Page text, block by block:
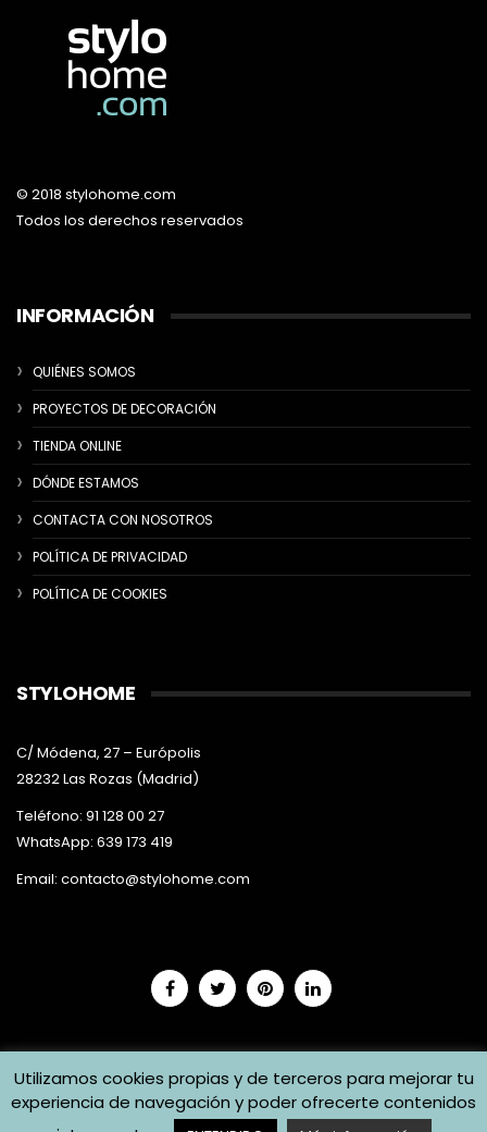
© 2018 stylohome.com
Todos los derechos reservados
INFORMACIÓN
QUIÉNES SOMOS
PROYECTOS DE DECORACIÓN
TIENDA ONLINE
DÓNDE ESTAMOS
CONTACTA CON NOSOTROS
POLÍTICA DE PRIVACIDAD
POLÍTICA DE COOKIES
STYLOHOME
C/ Módena, 27 – Európolis
28232 Las Rozas (Madrid)
Teléfono: 91 128 00 27
WhatsApp: 639 173 419
Email: contacto@stylohome.com
Utilizamos cookies propias y de terceros para mejorar tu
experiencia de navegación y poder ofrecerte contenidos